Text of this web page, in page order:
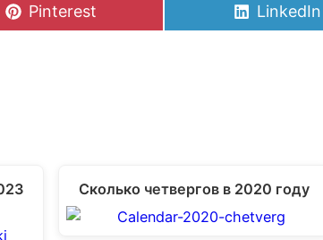
Share
on
Pinterest
Share
on
LinkedIn
Сколько четвергов в 2020 году